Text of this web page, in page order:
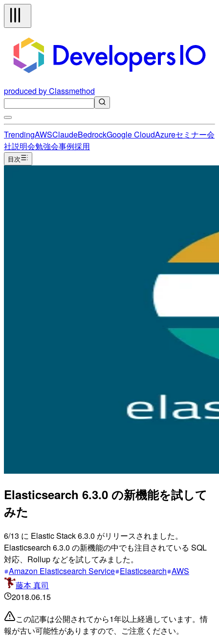
produced by Classmethod
TrendingAWSClaudeBedrockGoogle CloudAzureセミナー会
社説明会勉強会事例採用
目次
Elasticsearch 6.3.0 の新機能を試して
みた
6/13 に Elastic Stack 6.3.0 がリリースされました。
Elasticsearch 6.3.0 の新機能の中でも注目されている SQL
対応、Rollup などを試してみました。
Amazon Elasticsearch Service Elasticsearch AWS
藤本 真司
2018.06.15
この記事は公開されてから1年以上経過しています。情
報が古い可能性がありますので、ご注意ください。